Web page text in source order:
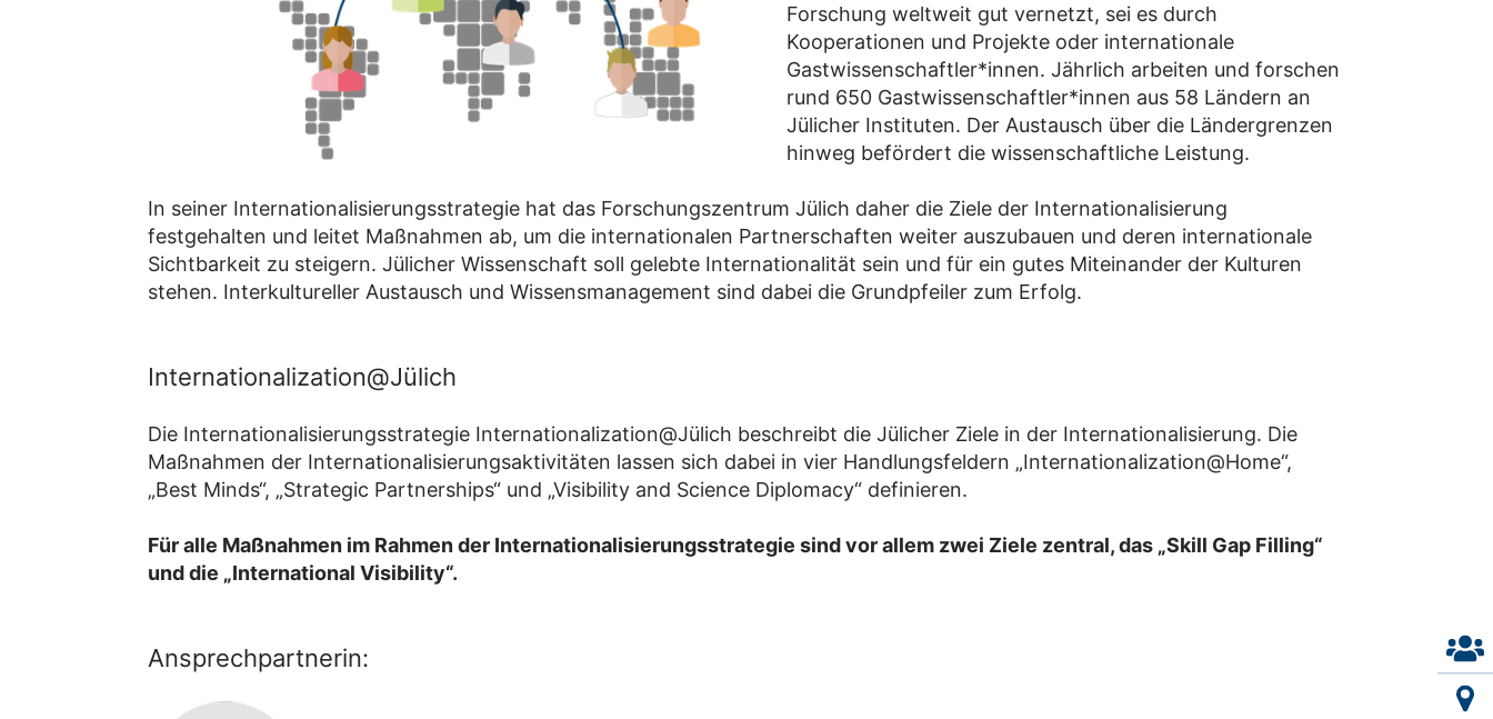
Forschung weltweit gut vernetzt, sei es durch
Kooperationen und Projekte oder internationale
Gastwissenschaftler*innen. Jährlich arbeiten und forschen
rund 650 Gastwissenschaftler*innen aus 58 Ländern an
Jülicher Instituten. Der Austausch über die Ländergrenzen
hinweg befördert die wissenschaftliche Leistung.
In seiner Internationalisierungsstrategie hat das Forschungszentrum Jülich daher die Ziele der Internationalisierung
festgehalten und leitet Maßnahmen ab, um die internationalen Partnerschaften weiter auszubauen und deren internationale
Sichtbarkeit zu steigern. Jülicher Wissenschaft soll gelebte Internationalität sein und für ein gutes Miteinander der Kulturen
stehen. Interkultureller Austausch und Wissensmanagement sind dabei die Grundpfeiler zum Erfolg.
Internationalization@Jülich
Die Internationalisierungsstrategie Internationalization@Jülich beschreibt die Jülicher Ziele in der Internationalisierung. Die
Maßnahmen der Internationalisierungsaktivitäten lassen sich dabei in vier Handlungsfeldern „Internationalization@Home“,
„Best Minds“, „Strategic Partnerships“ und „Visibility and Science Diplomacy“ definieren.
Für alle Maßnahmen im Rahmen der Internationalisierungsstrategie sind vor allem zwei Ziele zentral, das „Skill Gap Filling“
und die „International Visibility“.
Ansprechpartnerin: